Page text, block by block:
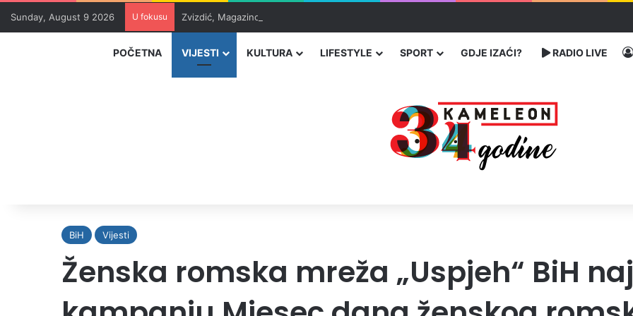
Sunday, August 9 2026 U fokusu Zvizdić, Magazinović i Kojović traže poseban status za Memorijalni centar Srebrenica
POČETNA VIJESTI KULTURA LIFESTYLE SPORT GDJE IZAĆI? RADIO LIVE
BiH Vijesti
Ženska romska mreža „Uspjeh“ BiH